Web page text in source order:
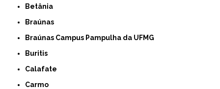
Betânia
Braúnas
Braúnas Campus Pampulha da UFMG
Buritis
Calafate
Carmo